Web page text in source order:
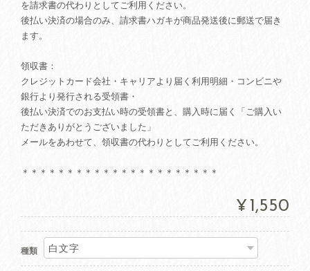
を請求書の代わりとしてご利用ください。
後払い決済の場合のみ、請求書ハガキが商品発送後に郵送で届き
ます。
領収書：
クレジットカード会社・キャリアより届く利用明細・コンビニや
銀行より発行される受領書・
後払い決済でのお支払い時の受領書と、購入時に届く「ご購入い
ただきありがとうございました」
メールをあわせて、領収書の代わりとしてご利用ください。
＊＊＊＊＊＊＊＊＊＊＊＊＊＊＊＊＊＊＊＊＊＊
¥1,550
種類